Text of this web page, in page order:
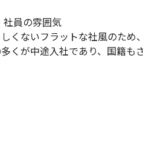
員の雰囲気
しくないフラットな社風のた
多くが中途入社であり、国籍